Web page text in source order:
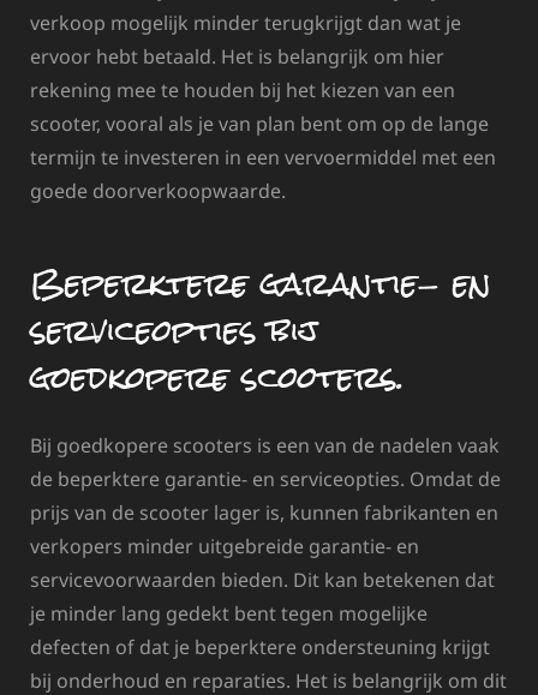
verkoop mogelijk minder terugkrijgt dan wat je
ervoor hebt betaald. Het is belangrijk om hier
rekening mee te houden bij het kiezen van een
scooter, vooral als je van plan bent om op de lange
termijn te investeren in een vervoermiddel met een
goede doorverkoopwaarde.
Beperktere garantie- en
serviceopties bij
goedkopere scooters.
Bij goedkopere scooters is een van de nadelen vaak
de beperktere garantie- en serviceopties. Omdat de
prijs van de scooter lager is, kunnen fabrikanten en
verkopers minder uitgebreide garantie- en
servicevoorwaarden bieden. Dit kan betekenen dat
je minder lang gedekt bent tegen mogelijke
defecten of dat je beperktere ondersteuning krijgt
bij onderhoud en reparaties. Het is belangrijk om dit